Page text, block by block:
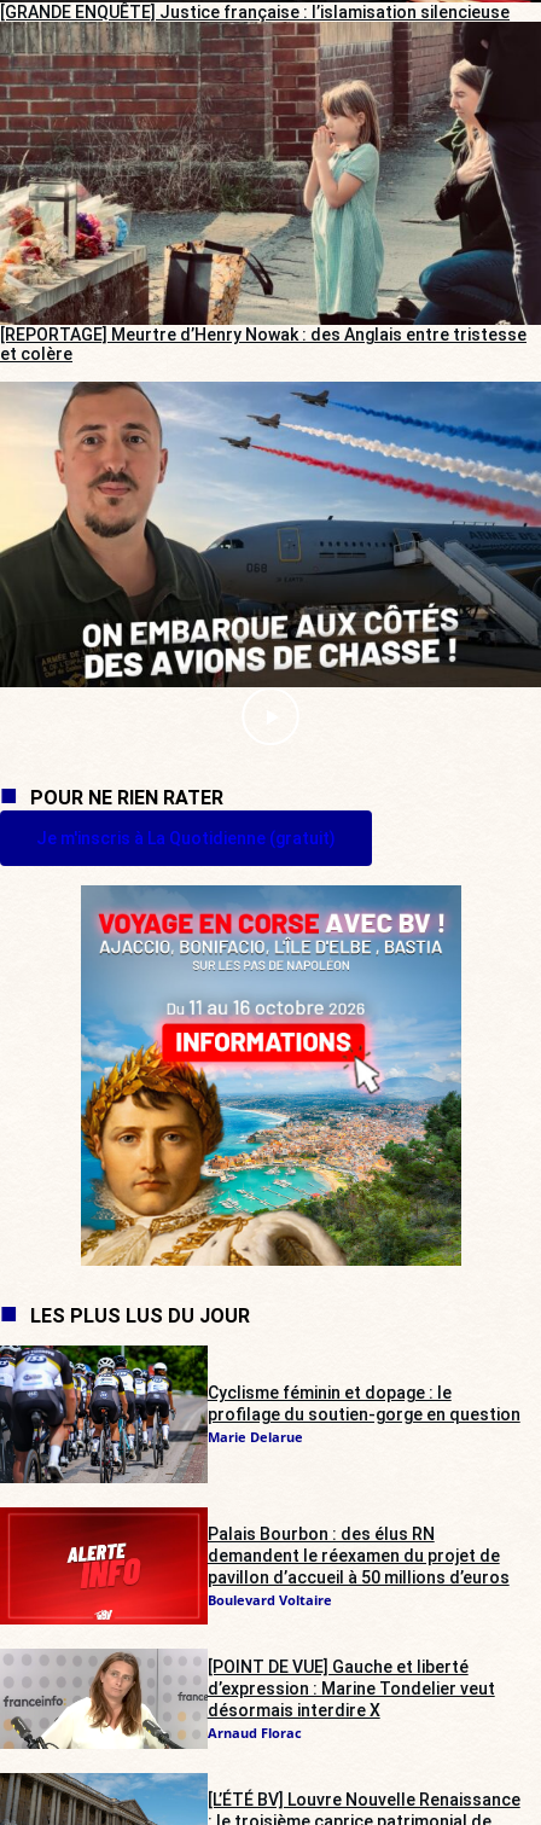
[GRANDE ENQUÊTE] Justice française : l’islamisation silencieuse
[REPORTAGE] Meurtre d’Henry Nowak : des Anglais entre tristesse
et colère
POUR NE RIEN RATER
Je m'inscris à La Quotidienne (gratuit)
LES PLUS LUS DU JOUR
Cyclisme féminin et dopage : le
profilage du soutien-gorge en question
Marie Delarue
Palais Bourbon : des élus RN
demandent le réexamen du projet de
pavillon d’accueil à 50 millions d’euros
Boulevard Voltaire
[POINT DE VUE] Gauche et liberté
d’expression : Marine Tondelier veut
désormais interdire X
Arnaud Florac
[L’ÉTÉ BV] Louvre Nouvelle Renaissance
: le troisième caprice patrimonial de